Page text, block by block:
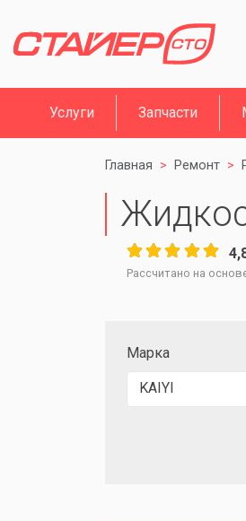
Услуги Запчасти
Главная Ремонт
Рассчитано на
Марка
KAIYI